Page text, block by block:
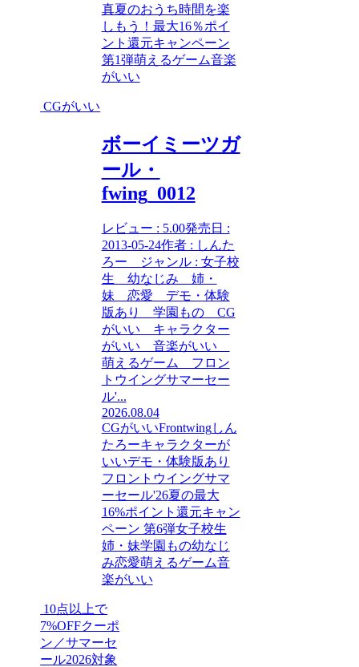
真夏のおうち時間を楽
しもう！最大16％ポイ
ント還元キャンペーン
第1弾萌えるゲーム音楽
がいい
CGがいい
ボーイミーツガ
ール・
fwing_0012
レビュー : 5.00発売日 :
2013-05-24作者 : しんた
ろー ジャンル : 女子校
生 幼なじみ 姉・
妹 恋愛 デモ・体験
版あり 学園もの CG
がいい キャラクター
がいい 音楽がいい
萌えるゲーム フロン
トウイングサマーセー
ル'...
2026.08.04
CGがいいFrontwingしん
たろーキャラクターが
いいデモ・体験版あり
フロントウイングサマ
ーセール'26夏の最大
16%ポイント還元キャン
ペーン 第6弾女子校生
姉・妹学園もの幼なじ
み恋愛萌えるゲーム音
楽がいい
10点以上で
7%OFFクーポ
ン／サマーセ
ール2026対象